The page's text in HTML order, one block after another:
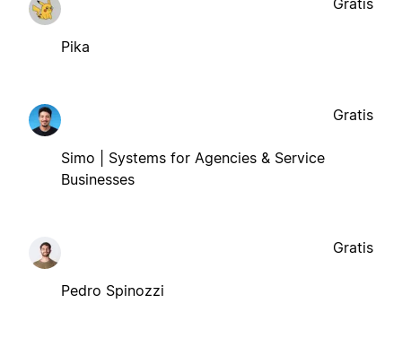
Pika
Gratis
Simo | Systems for Agencies & Service
Businesses
Gratis
Pedro Spinozzi
Gratis